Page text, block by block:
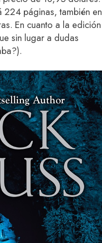
224 páginas, también en
En cuanto a la edición
sin lugar a dudas